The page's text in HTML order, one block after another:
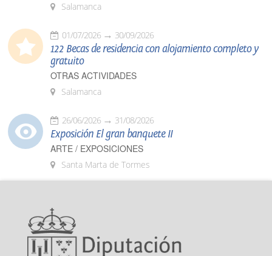
Salamanca
01/07/2026 30/09/2026
122 Becas de residencia con alojamiento completo y
gratuito
OTRAS ACTIVIDADES
Salamanca
26/06/2026 31/08/2026
Exposición El gran banquete II
ARTE / EXPOSICIONES
Santa Marta de Tormes